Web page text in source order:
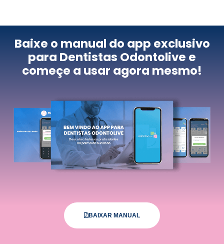
Baixe o manual do app exclusivo
para Dentistas Odontolive e
começe a usar agora mesmo!
BAIXAR MANUAL